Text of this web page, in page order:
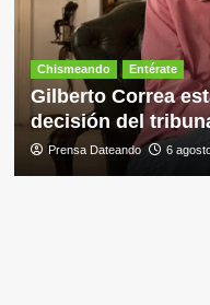
Chismeando Entérate
Gilberto Correa
decisión del
Prensa Dateando 6